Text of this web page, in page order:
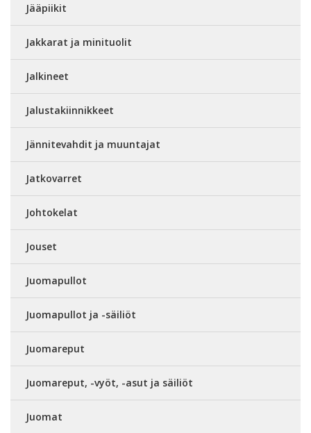
Jääpiikit
Jakkarat ja minituolit
Jalkineet
Jalustakiinnikkeet
Jännitevahdit ja muuntajat
Jatkovarret
Johtokelat
Jouset
Juomapullot
Juomapullot ja -säiliöt
Juomareput
Juomareput, -vyöt, -asut ja säiliöt
Juomat